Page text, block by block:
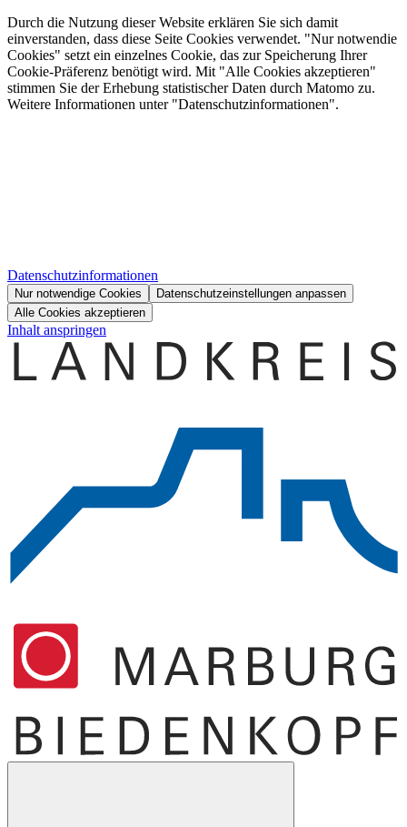
Durch die Nutzung dieser Website erklären Sie sich damit
einverstanden, dass diese Seite Cookies verwendet. "Nur notwendie
Cookies" setzt ein einzelnes Cookie, das zur Speicherung Ihrer
Cookie-Präferenz benötigt wird. Mit "Alle Cookies akzeptieren"
stimmen Sie der Erhebung statistischer Daten durch Matomo zu.
Weitere Informationen unter "Datenschutzinformationen".
Datenschutzinformationen
Nur notwendige Cookies
Datenschutzeinstellungen anpassen
Alle Cookies akzeptieren
Inhalt anspringen